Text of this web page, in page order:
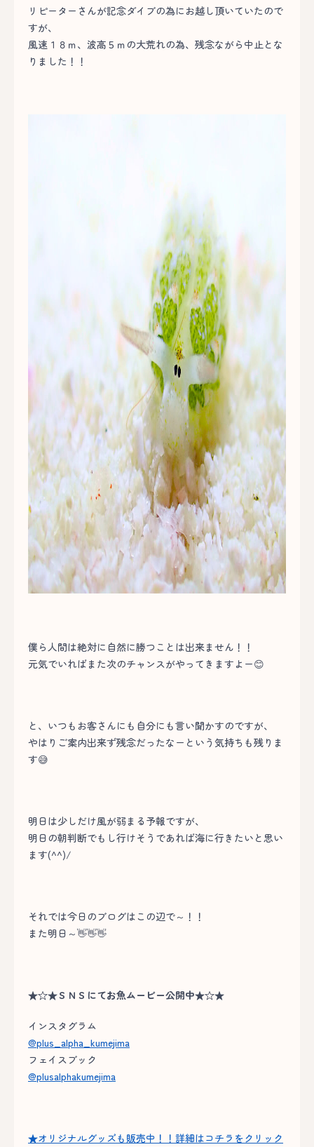
リピーターさんが記念ダイブの為にお越し頂いていたので
すが、
風速１８ｍ、波高５ｍの大荒れの為、残念ながら中止とな
りました！！
僕ら人間は絶対に自然に勝つことは出来ません！！
元気でいればまた次のチャンスがやってきますよー😊
と、いつもお客さんにも自分にも言い聞かすのですが、
やはりご案内出来ず残念だったなーという気持ちも残りま
す😅
明日は少しだけ風が弱まる予報ですが、
明日の朝判断でもし行けそうであれば海に行きたいと思い
ます(^^)/
それでは今日のブログはこの辺で～！！
また明日～👋👋👋
★☆★ＳＮＳにてお魚ムービー公開中★☆★
インスタグラム
@plus_alpha_kumejima
フェイスブック
@plusalphakumejima
★オリジナルグッズも販売中！！詳細はコチラをクリック